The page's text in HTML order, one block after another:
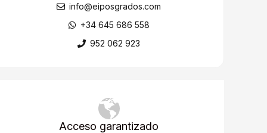
info@eiposgrados.com
+34 645 686 558
952 062 923
Acceso garantizado